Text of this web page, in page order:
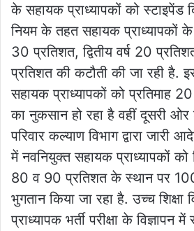
के सहायक प्राध्यापकों को स्टाइपेंड
नियम के तहत सहायक प्राध्यापकों
30 प्रतिशत, द्वितीय वर्ष 20
प्रतिशत की कटौती की जा रही है.
सहायक प्राध्यापकों को प्रतिमाह
का नुकसान हो रहा है वहीं दूसरी ओर
परिवार कल्याण विभाग द्वारा जारी
में नवनियुक्त सहायक प्राध्यापकों को
80 व 90 प्रतिशत के स्थान पर
भुगतान किया जा रहा है. उच्च
प्राध्यापक भर्ती परीक्षा के विज्ञापन